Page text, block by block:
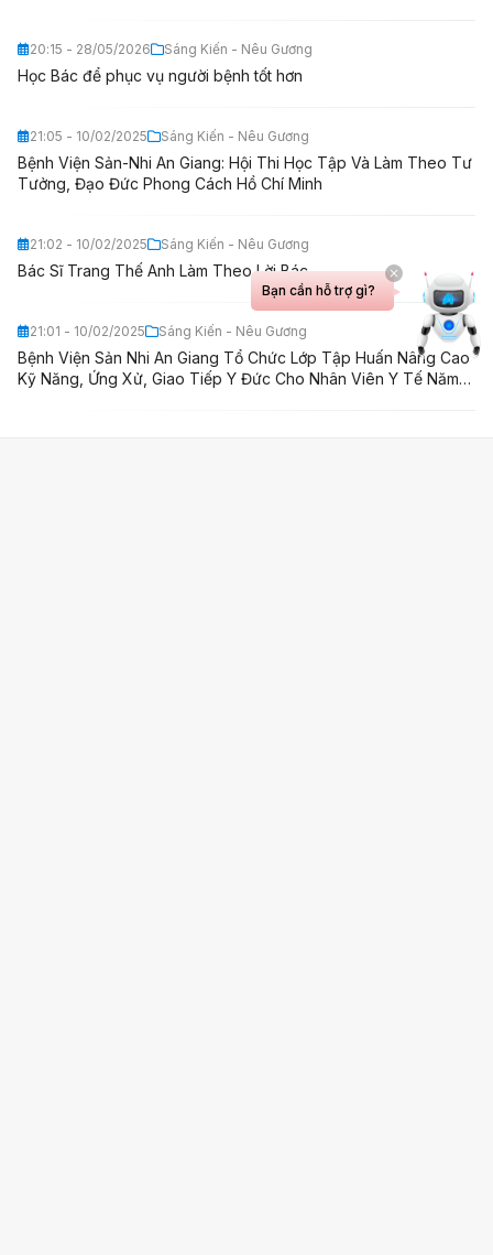
20:15 - 28/05/2026 Sáng Kiến - Nêu Gương
Học Bác để phục vụ người bệnh tốt hơn
21:05 - 10/02/2025 Sáng Kiến - Nêu Gương
Bệnh Viện Sản-Nhi An Giang: Hội Thi Học Tập Và Làm Theo Tư
Tưởng, Đạo Đức Phong Cách Hồ Chí Minh
21:02 - 10/02/2025 Sáng Kiến - Nêu Gương
Bác Sĩ Trang Thế Anh Làm Theo Lời Bác
21:01 - 10/02/2025 Sáng Kiến - Nêu Gương
Bệnh Viện Sản Nhi An Giang Tổ Chức Lớp Tập Huấn Nâng Cao
Kỹ Năng, Ứng Xử, Giao Tiếp Y Đức Cho Nhân Viên Y Tế Năm
Bạn cần hỗ trợ gì?